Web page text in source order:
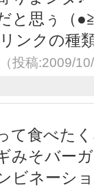
と思ぅ（
ンクの種
（投稿:2009/
て食べた
みそバー
ビネーシ